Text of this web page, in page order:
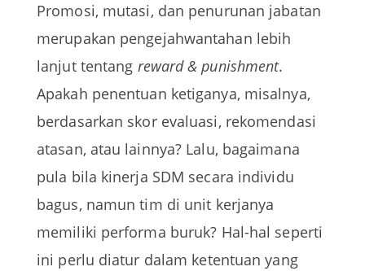
Promosi, mutasi, dan penurunan jabatan
merupakan pengejahwantahan lebih
lanjut tentang reward & punishment.
Apakah penentuan ketiganya, misalnya,
berdasarkan skor evaluasi, rekomendasi
atasan, atau lainnya? Lalu, bagaimana
pula bila kinerja SDM secara individu
bagus, namun tim di unit kerjanya
memiliki performa buruk? Hal-hal seperti
ini perlu diatur dalam ketentuan yang